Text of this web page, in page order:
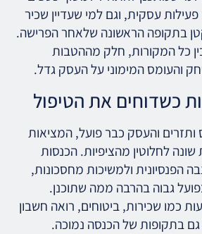
עסקית, וגם למי שעדיין שכיר
בתקופה הראשונה שלאחר הפרישה.
כל המקורות, חלק מההטבות
והעומס המימוני על העסק גדל.
כשדוחים את הטיפול
ותזרים והעסק כבר פועל, המציאות
לחלוטין מהציפיות. הכנסות
הפנסיונית ולמשיכות מחסכונות,
גבוה בהרבה ממה שתוכנן.
כמו שכירות, ביטוחים, רואה חשבון
גם בתקופות של הכנסה נמוכה.